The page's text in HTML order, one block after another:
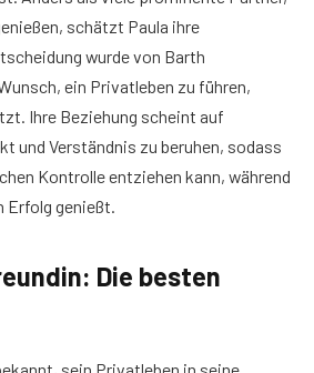
schätzt Paula ihre
wurde von Barth
ein Privatleben zu führen,
Ihre Beziehung scheint auf
und Verständnis zu beruhen, sodass
Kontrolle entziehen kann, während
Erfolg genießt.
Die besten